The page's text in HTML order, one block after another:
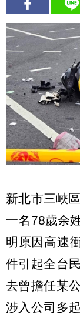
新北市三峽
一名78歲余
明原因高速
件引起全台
去曾擔任某
涉入公司多